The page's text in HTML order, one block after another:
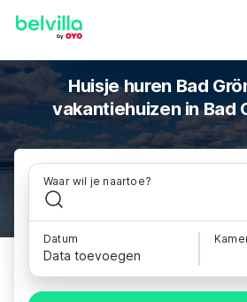
Huisje huren Bad
vakantiehuizen in Bad
Waar wil je naartoe?
Datum
Data toevoegen